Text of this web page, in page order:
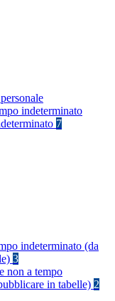
indeterminato
7
indeterminato (da
3
non a tempo
in tabelle) 2